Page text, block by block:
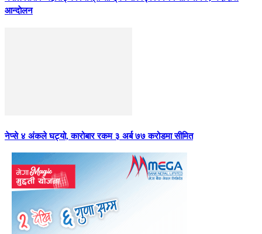
आन्दाेलन
नेप्से ४ अंकले घट्यो, कारोबार रकम ३ अर्ब ७७ करोडमा सीमित